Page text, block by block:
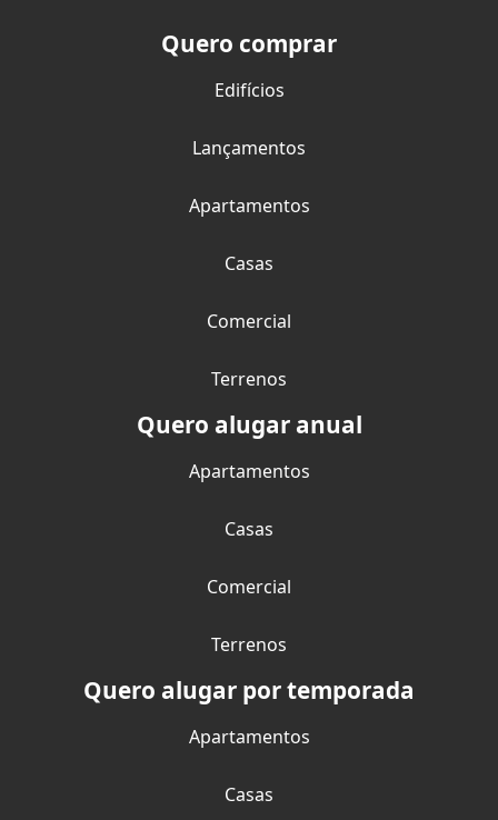
Quero comprar
Edifícios
Lançamentos
Apartamentos
Casas
Comercial
Terrenos
Quero alugar anual
Apartamentos
Casas
Comercial
Terrenos
Quero alugar por temporada
Apartamentos
Casas